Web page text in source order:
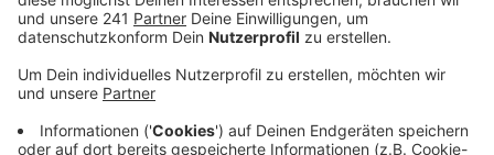
Wiesdorfer Fußgängerzone hat, ist unklar.
Veröffentlicht:Freitag, 24.11.2023 09:52